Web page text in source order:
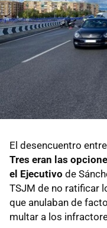
El desencuentro
Tres eran las
el Ejecutivo de
TSJM de no ratificar
que anulaban de
multar a los